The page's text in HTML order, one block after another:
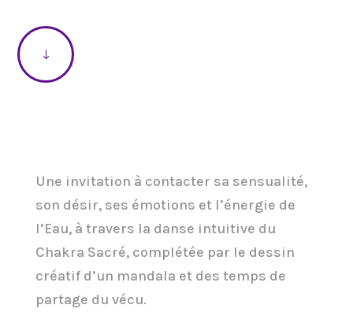
"
Une invitation à contacter sa sensualité,
son désir, ses émotions et l’énergie de
l’Eau, à travers la danse intuitive du
Chakra Sacré, complétée par le dessin
créatif d’un mandala et des temps de
partage du vécu.